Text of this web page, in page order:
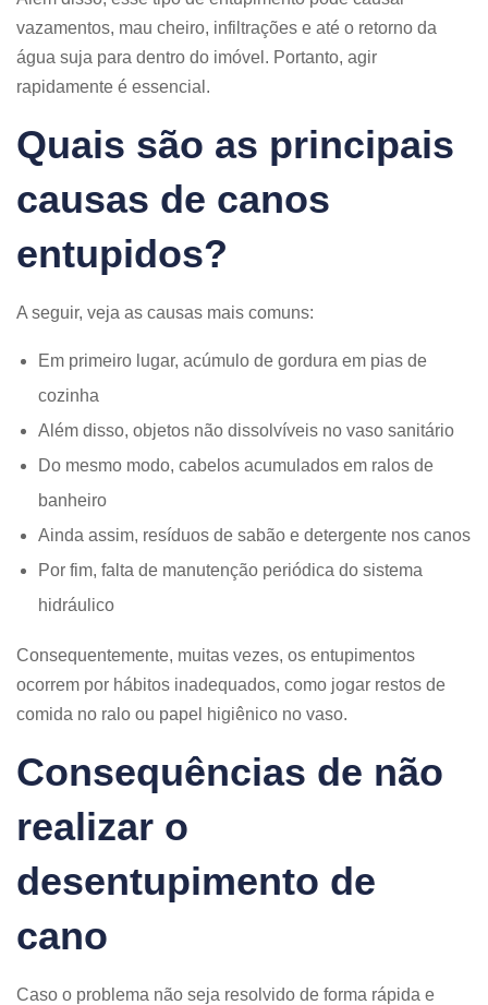
vazamentos, mau cheiro, infiltrações e até o retorno da
água suja para dentro do imóvel. Portanto, agir
rapidamente é essencial.
Quais são as principais
causas de canos
entupidos?
A seguir, veja as causas mais comuns:
Em primeiro lugar, acúmulo de gordura em pias de
cozinha
Além disso, objetos não dissolvíveis no vaso sanitário
Do mesmo modo, cabelos acumulados em ralos de
banheiro
Ainda assim, resíduos de sabão e detergente nos canos
Por fim, falta de manutenção periódica do sistema
hidráulico
Consequentemente, muitas vezes, os entupimentos
ocorrem por hábitos inadequados, como jogar restos de
comida no ralo ou papel higiênico no vaso.
Consequências de não
realizar o
desentupimento de
cano
Caso o problema não seja resolvido de forma rápida e